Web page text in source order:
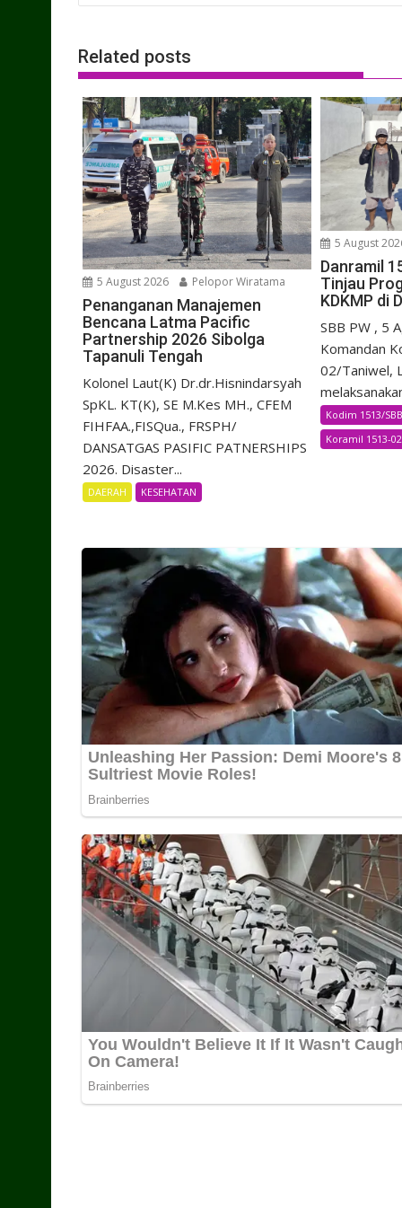
Related posts
5 August 2026 Pelopor Wiratama
Penanganan Manajemen
Bencana Latma Pacific
Partnership 2026 Sibolga
Tapanuli Tengah
Kolonel Laut(K) Dr.dr.Hisnindarsyah
SpKL. KT(K), SE M.Kes MH., CFEM
FIHFAA.,FISQua., FRSPH/
DANSATGAS PASIFIC PATNERSHIPS
2026. Disaster...
DAERAH KESEHATAN
5 August
Danramil
Tinjau
KDKMP di
SBB PW , 5
Komandan
02/Taniwel,
Kodim 1513/SBB
Koramil 1513-